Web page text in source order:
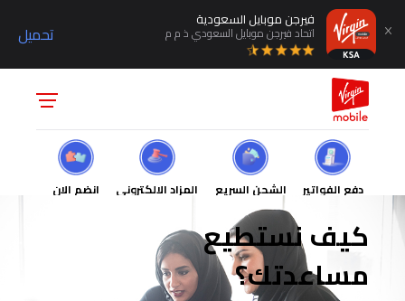
تحميل
فيرجن موبايل السعودية
اتحاد فيرجن موبايل السعودي ذ م م
دفع الفواتير الشحن السريع المزاد الالكتروني انضم الان
كيف نستطيع
مساعدتك؟